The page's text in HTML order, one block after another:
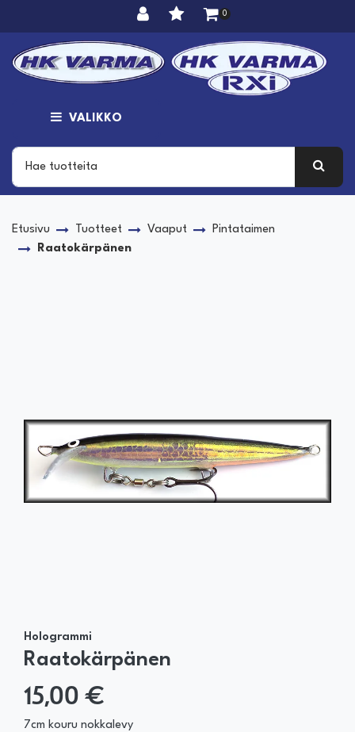
0
VALIKKO
Etusivu Tuotteet Vaaput
Pintataimen
Raatokärpänen
Hologrammi
Raatokärpänen
15,00 €
7cm kouru nokkalevy